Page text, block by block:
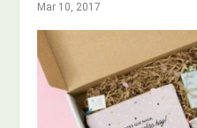
Mar 10, 2017